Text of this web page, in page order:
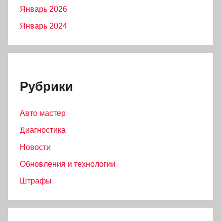
Январь 2026
Январь 2024
Рубрики
Авто мастер
Диагностика
Новости
Обновления и технологии
Штрафы